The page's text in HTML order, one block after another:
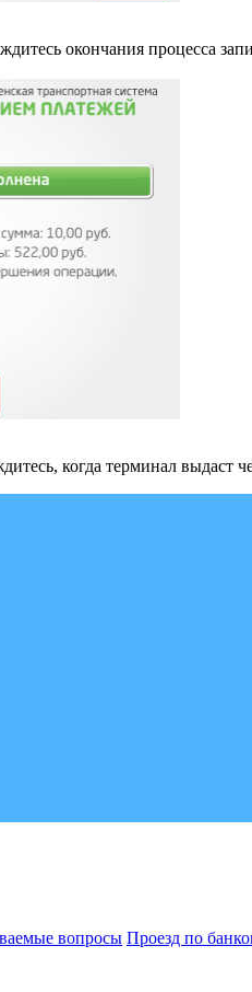
окончания процесса
когда терминал выдаст
вопросы Проезд по